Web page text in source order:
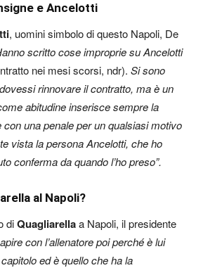
e Ancelotti
, uomini simbolo di questo Napoli, De
scritto cose improprie su Ancelotti
nei mesi scorsi, ndr). Si sono
rinnovare il contratto, ma è un
abitudine inserisce sempre la
una penale per un qualsiasi motivo
vista la persona Ancelotti, che ho
conferma da quando l’ho preso”.
al Napoli?
diQuagliarellaa Napoli, il presidente
con l’allenatore poi perché è lui
ed è quello che ha la